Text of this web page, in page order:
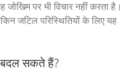
जोखिम पर भी विचार नहीं करता है।
जटिल परिस्थितियों के लिए यह
सकते हैं?